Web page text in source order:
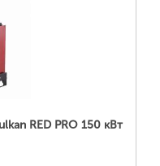
RED PRO 150 кВт